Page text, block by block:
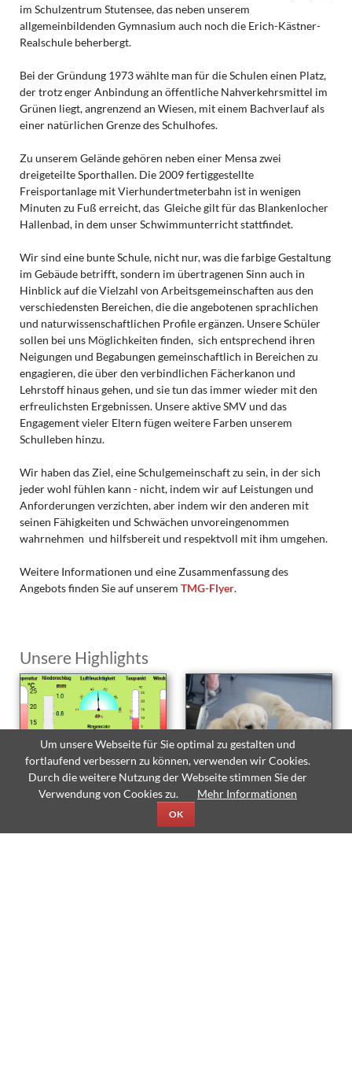
im Schulzentrum Stutensee, das neben unserem
allgemeinbildenden Gymnasium auch noch die Erich-Kästner-
Realschule beherbergt.
Bei der Gründung 1973 wählte man für die Schulen einen Platz,
der trotz enger Anbindung an öffentliche Nahverkehrsmittel im
Grünen liegt, angrenzend an Wiesen, mit einem Bachverlauf als
einer natürlichen Grenze des Schulhofes.
Zu unserem Gelände gehören neben einer Mensa zwei
dreigeteilte Sporthallen. Die 2009 fertiggestellte
Freisportanlage mit Vierhundertmeterbahn ist in wenigen
Minuten zu Fuß erreicht, das Gleiche gilt für das Blankenlocher
Hallenbad, in dem unser Schwimmunterricht stattfindet.
Wir sind eine bunte Schule, nicht nur, was die farbige Gestaltung
im Gebäude betrifft, sondern im übertragenen Sinn auch in
Hinblick auf die Vielzahl von Arbeitsgemeinschaften aus den
verschiedensten Bereichen, die die angebotenen sprachlichen
und naturwissenschaftlichen Profile ergänzen. Unsere Schüler
sollen bei uns Möglichkeiten finden, sich entsprechend ihren
Neigungen und Begabungen gemeinschaftlich in Bereichen zu
engagieren, die über den verbindlichen Fächerkanon und
Lehrstoff hinaus gehen, und sie tun das immer wieder mit den
erfreulichsten Ergebnissen. Unsere aktive SMV und das
Engagement vieler Eltern fügen weitere Farben unserem
Schulleben hinzu.
Wir haben das Ziel, eine Schulgemeinschaft zu sein, in der sich
jeder wohl fühlen kann - nicht, indem wir auf Leistungen und
Anforderungen verzichten, aber indem wir den anderen mit
seinen Fähigkeiten und Schwächen unvoreingenommen
wahrnehmen und hilfsbereit und respektvoll mit ihm umgehen.
Weitere Informationen und eine Zusammenfassung des
Angebots finden Sie auf unserem TMG-Flyer.
Unsere Highlights
Um unsere Webseite für Sie optimal zu gestalten und
fortlaufend verbessern zu können, verwenden wir Cookies.
Durch die weitere Nutzung der Webseite stimmen Sie der
Verwendung von Cookies zu.
Mehr Informationen
OK